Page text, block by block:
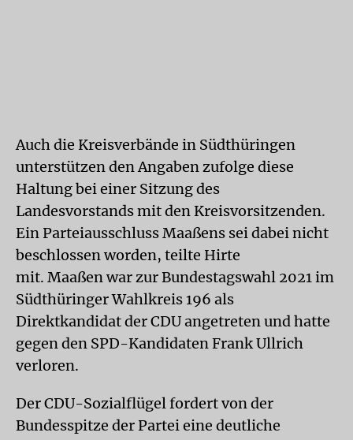
Auch die Kreisverbände in Südthüringen
unterstützen den Angaben zufolge diese
Haltung bei einer Sitzung des
Landesvorstands mit den Kreisvorsitzenden.
Ein Parteiausschluss Maaßens sei dabei nicht
beschlossen worden, teilte Hirte
mit. Maaßen war zur Bundestagswahl 2021 im
Südthüringer Wahlkreis 196 als
Direktkandidat der CDU angetreten und hatte
gegen den SPD-Kandidaten Frank Ullrich
verloren.
Der CDU-Sozialflügel fordert von der
Bundesspitze der Partei eine deutliche